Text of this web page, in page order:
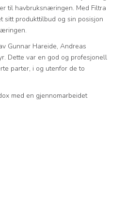
til havbruksnæringen. Med Filtra
sitt produkttilbud og sin posisjon
Gunnar Hareide, Andreas
Dette var en god og profesjonell
parter, i og utenfor de to
med en gjennomarbeidet